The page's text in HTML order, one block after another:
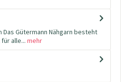
Das Gütermann Nähgarn besteht
alle... mehr